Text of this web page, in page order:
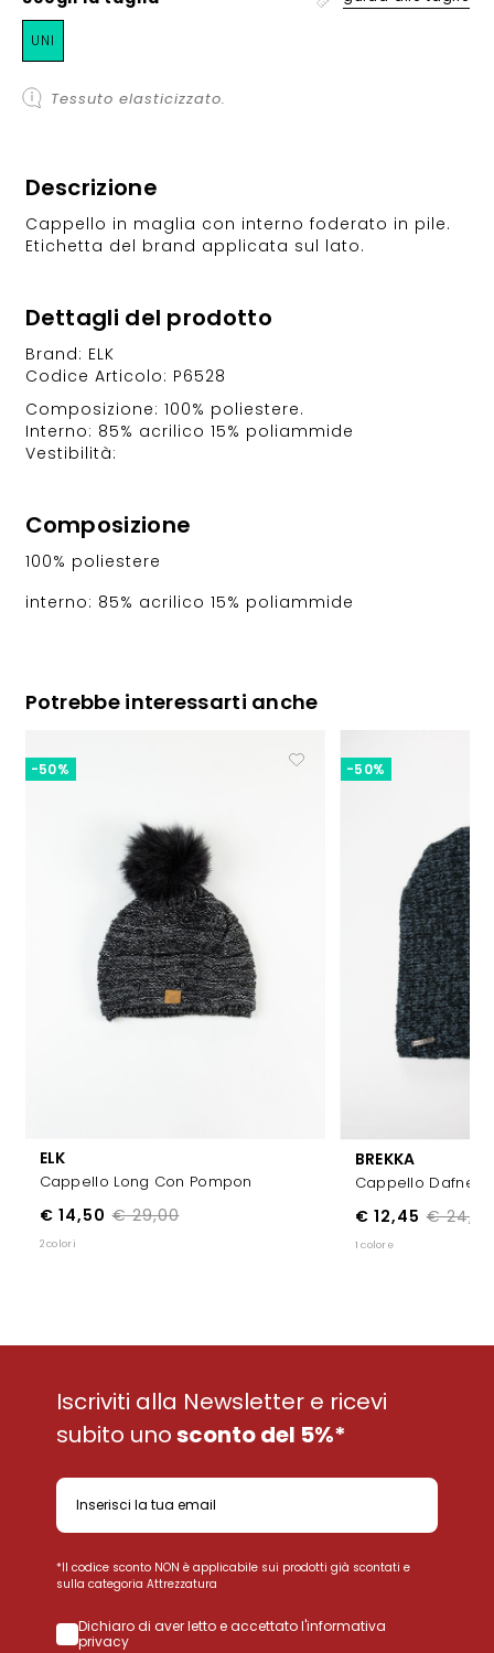
UNI
Tessuto elasticizzato.
Descrizione
Cappello in maglia con interno foderato in pile.
Etichetta del brand applicata sul lato.
Dettagli del prodotto
Brand: ELK
Codice Articolo: P6528
Composizione: 100% poliestere.
Interno: 85% acrilico 15% poliammide
Vestibilità:
Composizione
100% poliestere
interno: 85% acrilico 15% poliammide
Potrebbe interessarti anche
ELK
Cappello Long Con Pompon
€ 29,00
€ 14,50
-50%
2 colori
BREKKA
Cappello Dafne
€ 24,90
€ 12,45
-50%
1 colore
Iscriviti alla Newsletter e ricevi
subito unosconto del 5%*
*Il codice sconto NON è applicabile sui prodotti già scontati e
sulla categoria Attrezzatura
Dichiaro di aver letto e accettato l'informativa
privacy